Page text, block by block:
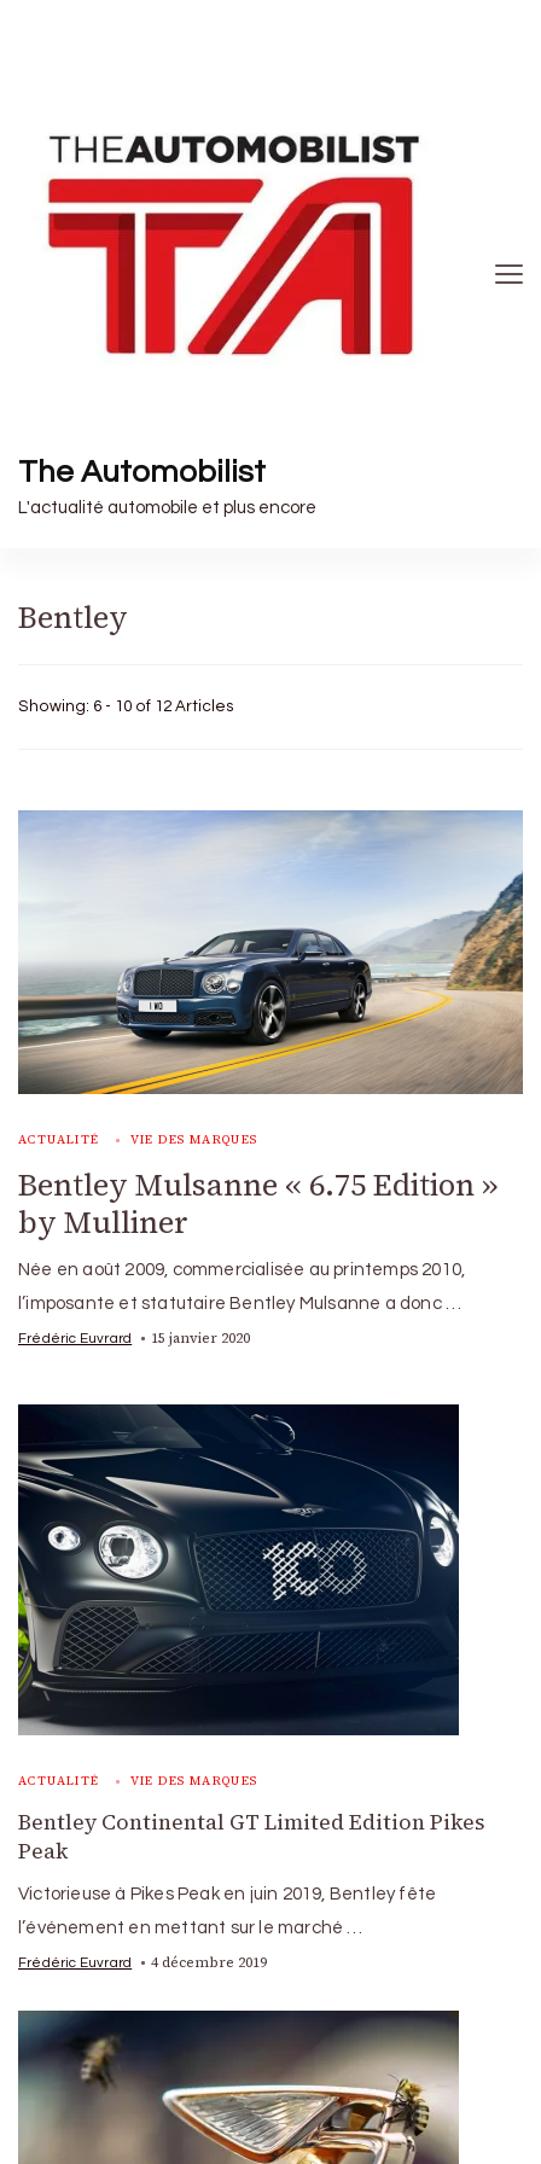
The Automobilist
L'actualité automobile et plus encore
Bentley
Showing: 6 - 10 of 12 Articles
ACTUALITÉ VIE DES MARQUES
Bentley Mulsanne « 6.75 Edition »
by Mulliner
Née en août 2009, commercialisée au printemps 2010,
l’imposante et statutaire Bentley Mulsanne a donc …
Frédéric Euvrard 15 janvier 2020
ACTUALITÉ VIE DES MARQUES
Bentley Continental GT Limited Edition Pikes
Peak
Victorieuse à Pikes Peak en juin 2019, Bentley fête
l’événement en mettant sur le marché …
Frédéric Euvrard 4 décembre 2019